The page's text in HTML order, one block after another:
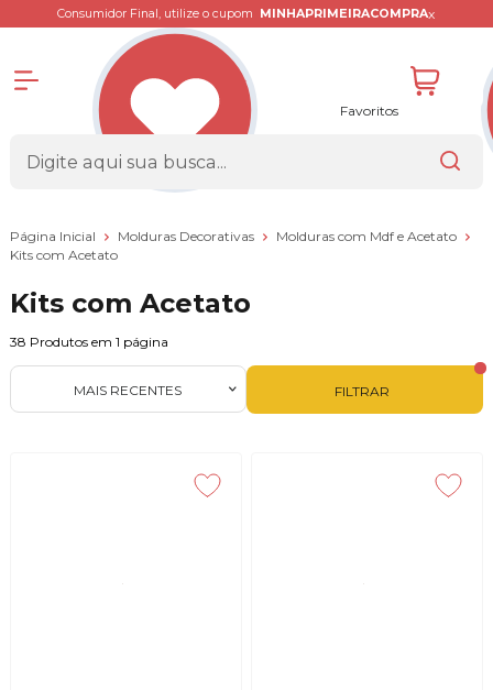
Consumidor Final, utilize o cupom MINHAPRIMEIRACOMPRAx
Favoritos
Página Inicial Molduras Decorativas
Molduras com Mdf e Acetato
Kits com Acetato
Kits com Acetato
38 Produtos em 1 página
FILTRAR
MAIS RECENTES